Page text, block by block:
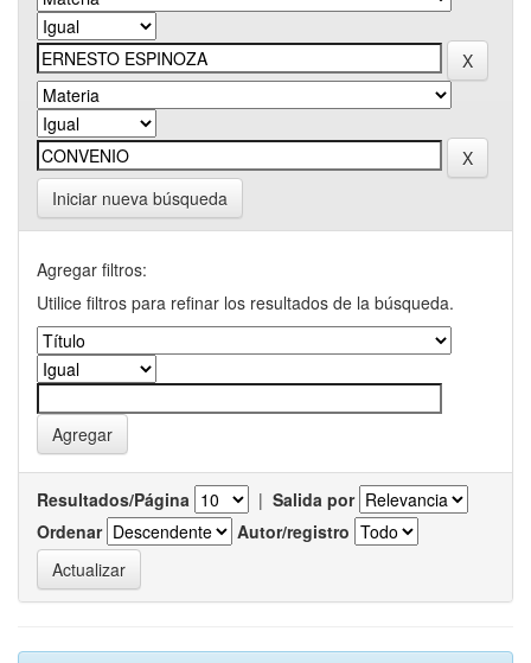
Iniciar nueva búsqueda
Agregar filtros:
Utilice filtros para refinar los resultados de la búsqueda.
Resultados/Página | Salida por
Ordenar
Autor/registro